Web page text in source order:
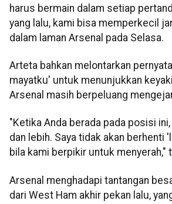
harus bermain dalam setiap
yang lalu, kami bisa memperkecil
dalam laman Arsenal pada Selasa.
Arteta bahkan melontarkan
mayatku' untuk menunjukkan
Arsenal masih berpeluang
"Ketika Anda berada pada posisi
dan lebih. Saya tidak akan berhenti
bila kami berpikir untuk menyerah,"
Arsenal menghadapi tantangan
dari West Ham akhir pekan lalu,